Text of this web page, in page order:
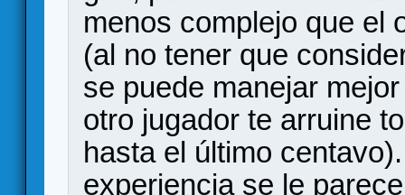
menos complejo que el
(al no tener que
se puede manejar
otro jugador te arruine
hasta el último
experiencia se le